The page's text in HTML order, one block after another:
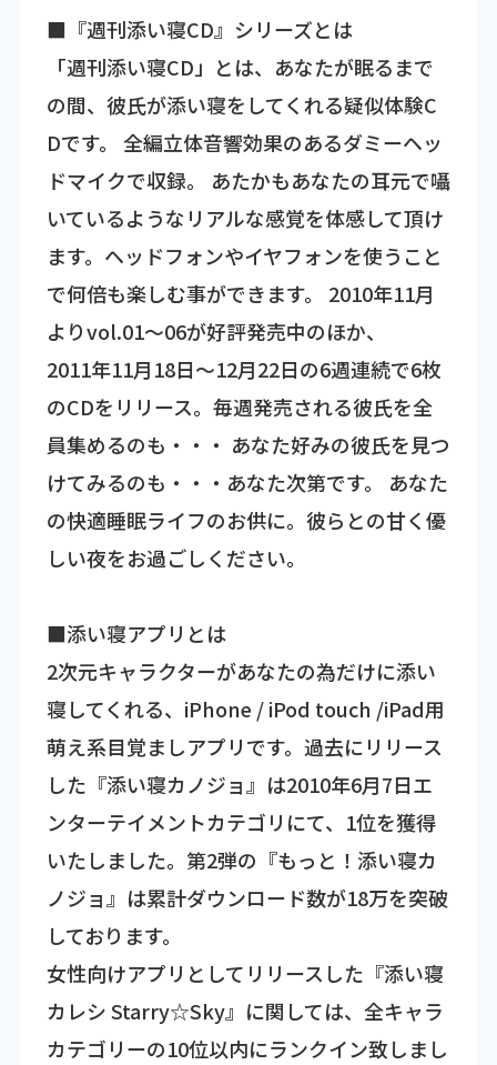
■『週刊添い寝CD』シリーズとは
「週刊添い寝CD」とは、あなたが眠るまで
の間、彼氏が添い寝をしてくれる疑似体験C
Dです。 全編立体音響効果のあるダミーヘッ
ドマイクで収録。 あたかもあなたの耳元で囁
いているようなリアルな感覚を体感して頂け
ます。ヘッドフォンやイヤフォンを使うこと
で何倍も楽しむ事ができます。 2010年11月
よりvol.01～06が好評発売中のほか、
2011年11月18日～12月22日の6週連続で6枚
のCDをリリース。毎週発売される彼氏を全
員集めるのも・・・ あなた好みの彼氏を見つ
けてみるのも・・・あなた次第です。 あなた
の快適睡眠ライフのお供に。彼らとの甘く優
しい夜をお過ごしください。
■添い寝アプリとは
2次元キャラクターがあなたの為だけに添い
寝してくれる、iPhone / iPod touch /iPad用
萌え系目覚ましアプリです。過去にリリース
した『添い寝カノジョ』は2010年6月7日エ
ンターテイメントカテゴリにて、1位を獲得
いたしました。第2弾の『もっと！添い寝カ
ノジョ』は累計ダウンロード数が18万を突破
しております。
女性向けアプリとしてリリースした『添い寝
カレシ Starry☆Sky』に関しては、全キャラ
カテゴリーの10位以内にランクイン致しまし